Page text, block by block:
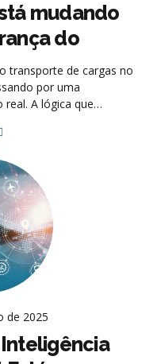
mudando
do
rodoviário?
transporte de cargas no
por uma
A lógica que
e localização pontual,
antecipar e
de 2025